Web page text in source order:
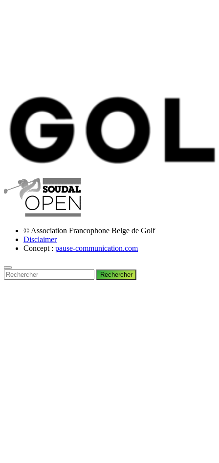
© Association Francophone Belge de Golf
Disclaimer
Concept : pause-communication.com
Rechercher